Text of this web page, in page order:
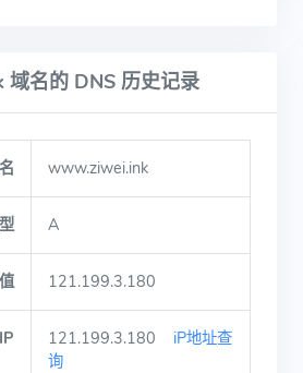
名的 DNS 历史记录
www.ziwei.ink
A
121.199.3.180
121.199.3.180
iP地址查
询